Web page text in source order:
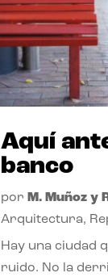
Aquí
banco
por M. Muñoz y
Arquitectura,
Hay una ciudad
ruido. No la